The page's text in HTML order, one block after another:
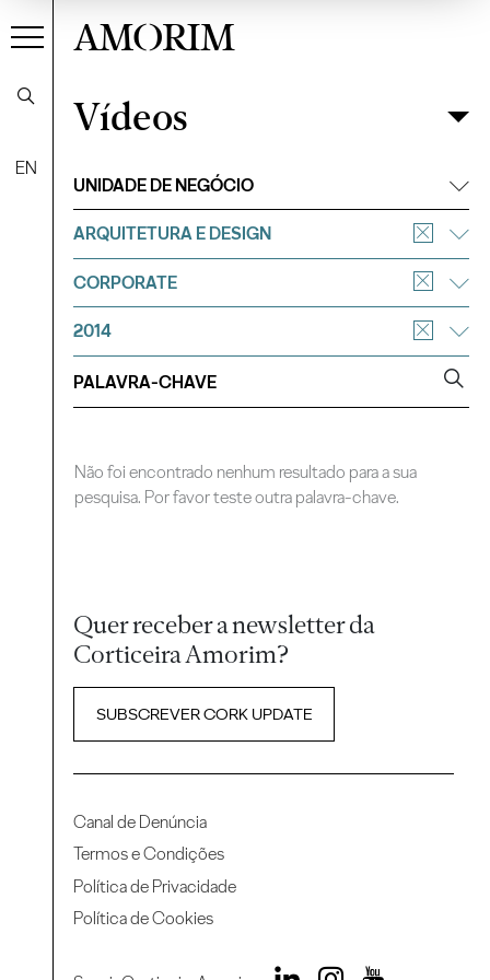
EN
AMORIM
VídeosFiltrar
Vídeos
UNIDADE DE NEGÓCIO
ARQUITETURA E DESIGN
CORPORATE
2014
Não foi encontrado nenhum resultado para a sua
pesquisa. Por favor teste outra palavra-chave.
Quer receber a newsletter da
Corticeira Amorim?
SUBSCREVER CORK UPDATE
Canal de Denúncia
Termos e Condições
Política de Privacidade
Política de Cookies